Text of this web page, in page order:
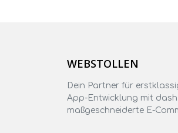
WEBSTOLLEN
Dein Partner für
App-Entwicklung mit
maßgeschneiderte E-